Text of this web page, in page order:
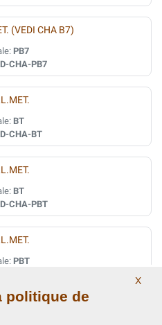
(VEDI CHA B7)
PB7
CHA-PB7
BT
CHA-BT
BT
CHA-PBT
PBT
MET.
X
politique de